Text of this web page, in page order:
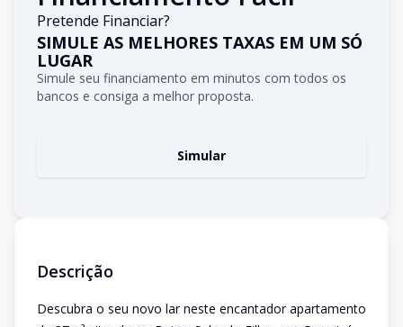
Pretende Financiar?
SIMULE AS MELHORES TAXAS EM UM SÓ
LUGAR
Simule seu financiamento em minutos com todos os
bancos e consiga a melhor proposta.
Simular
Descrição
Descubra o seu novo lar neste encantador apartamento